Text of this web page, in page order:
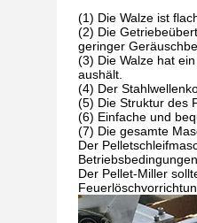
(1) Die Walze ist
(2) Die
geringer
(3) Die Walze hat
aushält.
(4) Der
(5) Die Struktur des
(6) Einfache und
(7) Die gesamte
Der
Der Pellet-Miller